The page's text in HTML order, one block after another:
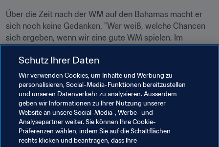
Über die Zeit nach der WM auf den Bahamas macht er
sich noch keine Gedanken. "Wer weiß, welche Chancen
sich ergeben, wenn wir eine gute WM spielen. Im
28.04: Vereinigte Arabische Emirate, Vizemeister
AFC
30.04: Portugal, amtierender Weltmeister
02.05: Panama, WM-Debütant und Meister der
CONCACAF-Zone
Schutz Ihrer Daten
Wir verwenden Cookies, um Inhalte und Werbung zu
personalisieren, Social-Media-Funktionen bereitzustellen
und unseren Datenverkehr zu analysieren. Ausserdem
geben wir Informationen zu Ihrer Nutzung unserer
Website an unsere Social-Media-, Werbe- und
Analysepartner weiter. Sie können Ihre Cookie-
Präferenzen wählen, indem Sie auf die Schaltflächen
rechts klicken und beantragen, dass Ihre